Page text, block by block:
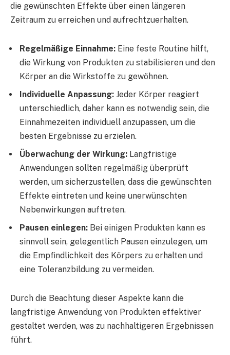
die gewünschten Effekte über einen längeren
Zeitraum zu erreichen und aufrechtzuerhalten.
Regelmäßige Einnahme: Eine feste Routine hilft,
die Wirkung von Produkten zu stabilisieren und den
Körper an die Wirkstoffe zu gewöhnen.
Individuelle Anpassung: Jeder Körper reagiert
unterschiedlich, daher kann es notwendig sein, die
Einnahmezeiten individuell anzupassen, um die
besten Ergebnisse zu erzielen.
Überwachung der Wirkung: Langfristige
Anwendungen sollten regelmäßig überprüft
werden, um sicherzustellen, dass die gewünschten
Effekte eintreten und keine unerwünschten
Nebenwirkungen auftreten.
Pausen einlegen: Bei einigen Produkten kann es
sinnvoll sein, gelegentlich Pausen einzulegen, um
die Empfindlichkeit des Körpers zu erhalten und
eine Toleranzbildung zu vermeiden.
Durch die Beachtung dieser Aspekte kann die
langfristige Anwendung von Produkten effektiver
gestaltet werden, was zu nachhaltigeren Ergebnissen
führt.